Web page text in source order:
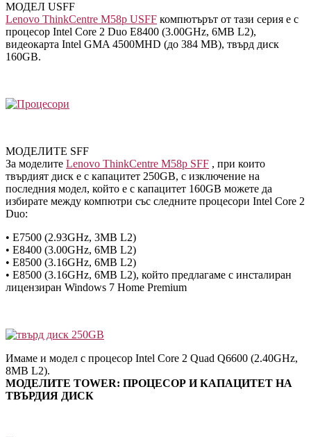
МОДЕЛ USFF
Lenovo ThinkCentre M58p USFF компютърът от тази серия е с
процесор Intel Core 2 Duo E8400 (3.00GHz, 6MB L2),
видеокарта Intel GMA 4500MHD (до 384 MB), твърд диск
160GB.
МОДЕЛИТЕ SFF
За моделите Lenovo ThinkCentre M58p SFF , при които
твърдият диск е с капацитет 250GB, с изключение на
последния модел, който е с капацитет 160GB можете да
избирате между компютри със следните процесори Intel Core 2
Duo:
• E7500 (2.93GHz, 3MB L2)
• E8400 (3.00GHz, 6MB L2)
• E8500 (3.16GHz, 6MB L2)
• E8500 (3.16GHz, 6MB L2), който предлагаме с инсталиран
лицензиран Windows 7 Home Premium
Имаме и модел с процесор Intel Core 2 Quad Q6600 (2.40GHz,
8MB L2).
МОДЕЛИТЕ TOWER: ПРОЦЕСОР И КАПАЦИТЕТ НА
ТВЪРДИЯ ДИСК